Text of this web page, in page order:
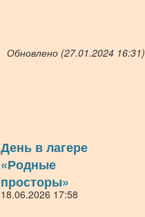
Обновлено (27.01.2024 16:31)
День в лагере
«Родные
просторы»
18.06.2026 17:58